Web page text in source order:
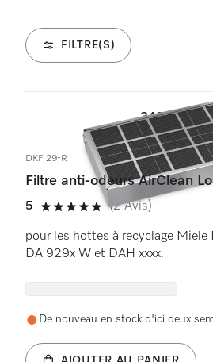
FILTRE(S)
342 Produits
DKF 29-R
Filtre anti-odeurs AirClean
5
5 étoiles sur 5
(2 Avis)
pour les hottes à recyclage Miele
DA 929x W et DAH xxxx.
De nouveau en stock d'ici deux